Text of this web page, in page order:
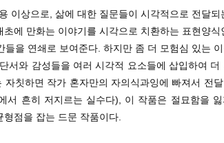
이상으로, 삶에 대한 질문들이 시각적으로 전달되
에 만화는 이야기를 시각으로 치환하는 표현양식
들을 연쇄로 보여준다. 하지만 좀 더 모험심 있는
서와 감성들을 여러 시각적 요소들에 삽입하여 더
자칫하면 작가 혼자만의 자의식과잉에 빠져서 전
서 흔히 저지르는 실수다), 이 작품은 절묘함을 잃
점을 잡는 드문 작품이다.